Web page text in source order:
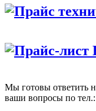
Прайс
Прайс-лист
Мы готовы ответить
ваши вопросы по тел.: